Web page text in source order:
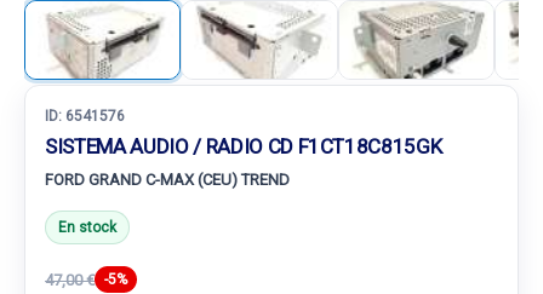
ID: 6541576
SISTEMA AUDIO / RADIO CD F1CT18C815GK
FORD GRAND C-MAX (CEU) TREND
En stock
47,00 € -5%